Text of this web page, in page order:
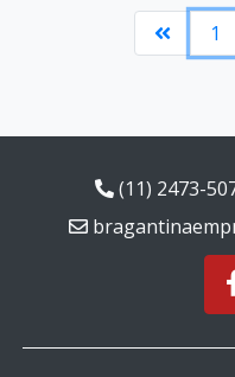
1
(11) 2473-